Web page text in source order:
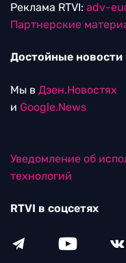
Реклама RTVI: adv-
Партнерские
Достойные новости
Мы в Дзен.Новостях
и Google.News
Уведомление об
технологий
RTVI в соцсетях